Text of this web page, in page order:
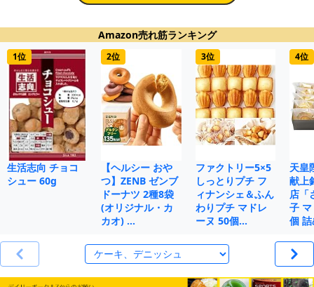
Amazon売れ筋ランキング
1位
生活志向 チョコ
シュー 60g
2位
【ヘルシー おや
つ】ZENB ゼンブ
ドーナツ 2種8袋
(オリジナル・カ
カオ) …
3位
ファクトリー5×5
しっとりプチ フ
ィナンシェ＆ふん
わりプチ マドレ
ーヌ 50個…
4位
天皇
献上
店「
子
個